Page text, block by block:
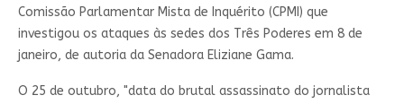
Comissão Parlamentar Mista de Inquérito (CPMI) que
investigou os ataques às sedes dos Três Poderes em 8 de
janeiro, de autoria da Senadora Eliziane Gama.
O 25 de outubro, "data do brutal assassinato do jornalista